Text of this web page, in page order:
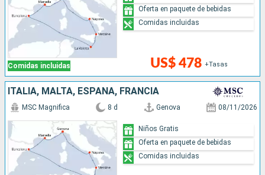
Comidas incluidas US$ 478 +Tasas
Oferta en paquete de bebidas
Comidas incluidas
ITALIA, MALTA, ESPAÑA, FRANCIA
MSC Magnifica 8 d Genova 08/11/2026
Niños Gratis
Oferta en paquete de bebidas
Comidas incluidas